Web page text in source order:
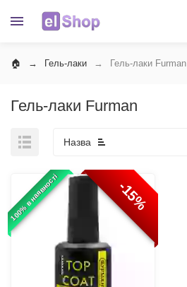
Гель-лаки Гель-лаки Furman
Гель-лаки Furman
Назва
100% в наявності -15%